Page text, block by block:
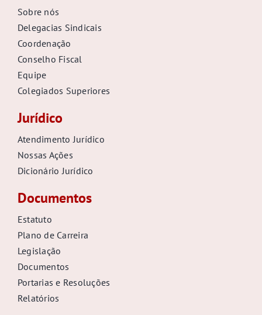
Sobre nós
Delegacias Sindicais
Coordenação
Conselho Fiscal
Equipe
Colegiados Superiores
Jurídico
Atendimento Jurídico
Nossas Ações
Dicionário Jurídico
Documentos
Estatuto
Plano de Carreira
Legislação
Documentos
Portarias e Resoluções
Relatórios